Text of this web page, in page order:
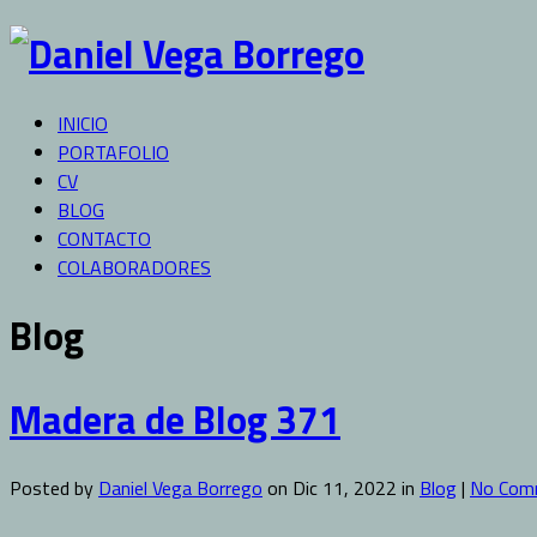
INICIO
PORTAFOLIO
CV
BLOG
CONTACTO
COLABORADORES
Blog
Madera de Blog 371
Posted by Daniel Vega Borrego on Dic 11, 2022 in Blog| No